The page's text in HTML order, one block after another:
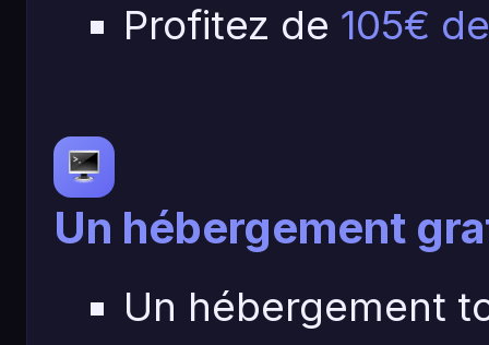
Profitez de 105€
Un hébergement
Un hébergement